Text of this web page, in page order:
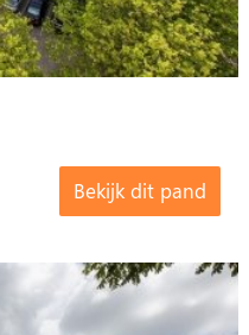
Bekijk dit pand